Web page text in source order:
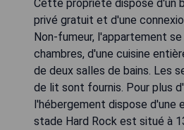
Cette propriété dispose d'un
privé gratuit et d'une
Non-fumeur, l'appartement
chambres, d'une cuisine
de deux salles de bains. Les
de lit sont fournis. Pour plus
l'hébergement dispose d'une
stade Hard Rock est situé à